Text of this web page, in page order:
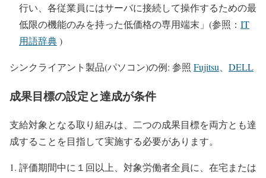
行い、各従業員にはサーバに接続して操作するための最
低限の機能のみを持った低価格の専用端末」(参照： IT
用語辞典)
シンクライアント製品(パソコン)の例: 参照 Fujitsu DELL
成果目標の設定と達成が条件
支給対象となる取り組みは、二つの成果目標を両方とも達
成することを目指して実施する必要があります。
評価期間中に１回以上、対象労働者全員に、在宅または